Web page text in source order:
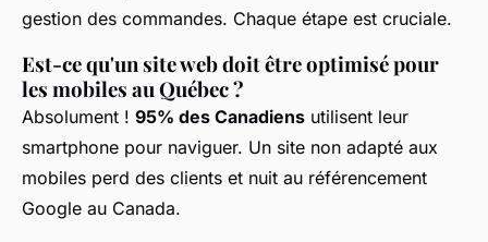
gestion des commandes. Chaque étape est cruciale.
Est-ce qu'un site web doit être optimisé pour
les mobiles au Québec ?
Absolument ! 95% des Canadiens utilisent leur
smartphone pour naviguer. Un site non adapté aux
mobiles perd des clients et nuit au référencement
Google au Canada.